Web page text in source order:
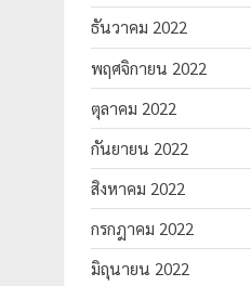
ธันวาคม 2022
พฤศจิกายน 2022
ตุลาคม 2022
กันยายน 2022
สิงหาคม 2022
กรกฎาคม 2022
มิถุนายน 2022